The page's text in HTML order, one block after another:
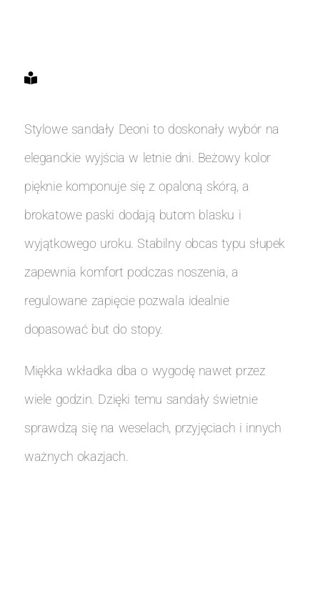
Stylowe sandały Deoni to doskonały wybór na
eleganckie wyjścia w letnie dni. Beżowy kolor
pięknie komponuje się z opaloną skórą, a
brokatowe paski dodają butom blasku i
wyjątkowego uroku. Stabilny obcas typu słupek
zapewnia komfort podczas noszenia, a
regulowane zapięcie pozwala idealnie
dopasować but do stopy.
Miękka wkładka dba o wygodę nawet przez
wiele godzin. Dzięki temu sandały świetnie
sprawdzą się na weselach, przyjęciach i innych
ważnych okazjach.